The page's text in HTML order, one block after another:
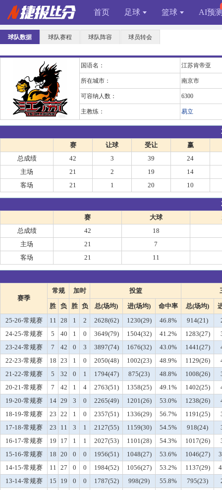
首页 足球 篮球 AI预
球队数据 球队赛程 球队阵容 球员转会
国语名： 江苏肯帝亚
所在城市： 南京市
可容纳人数： 6300
主教练： 易立
赛
让球 受让
赢
总成绩
42 3 39
24
主场
21 2 19
14
客场
21 1 20 10
赛
大球
总成绩
42
18
主场
21
7
客场
21 11
赛季
常规 加时 投篮
胜 负 胜 负 总(场均) 进(场均) 命中率 总(场均)
25-26-常规赛
11 28 1 2 2628(62) 1230(29) 46.8% 914(21)
24-25-常规赛
5 40 1 0 3649(79) 1504(32) 41.2% 1283(27)
23-24-常规赛
7 42 0 3 3897(74) 1676(32) 43.0% 1441(27)
22-23-常规赛
18 23 1 0 2050(48) 1002(23) 48.9% 1129(26)
21-22-常规赛
5 32 0 1 1794(47) 875(23) 48.8% 1008(26)
20-21-常规赛
7 42 1 4 2763(51) 1358(25) 49.1% 1402(25)
19-20-常规赛
14 29 3 0 2265(49) 1201(26) 53.0% 1238(26)
18-19-常规赛
23 22 1 0 2357(51) 1336(29) 56.7% 1191(25)
17-18-常规赛
23 11 3 1 2127(55) 1159(30) 54.5% 918(24)
16-17-常规赛
19 17 1 1 2027(53) 1101(28) 54.3% 1017(26)
15-16-常规赛
18 20 0 0 1956(51) 1048(27) 53.6% 1046(27)
14-15-常规赛
11 27 0 0 1984(52) 1056(27) 53.2% 1137(29)
13-14-常规赛
15 19 0 0 1787(52) 998(29) 55.8% 795(23)